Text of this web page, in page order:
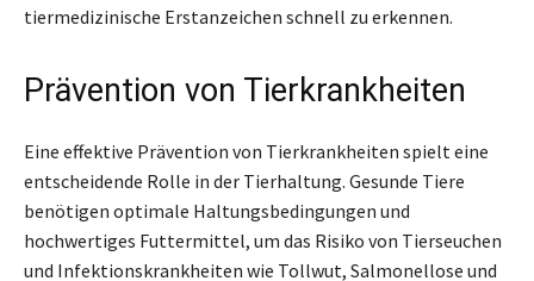
tiermedizinische Erstanzeichen schnell zu erkennen.
Prävention von Tierkrankheiten
Eine effektive Prävention von Tierkrankheiten spielt eine
entscheidende Rolle in der Tierhaltung. Gesunde Tiere
benötigen optimale Haltungsbedingungen und
hochwertiges Futtermittel, um das Risiko von Tierseuchen
und Infektionskrankheiten wie Tollwut, Salmonellose und